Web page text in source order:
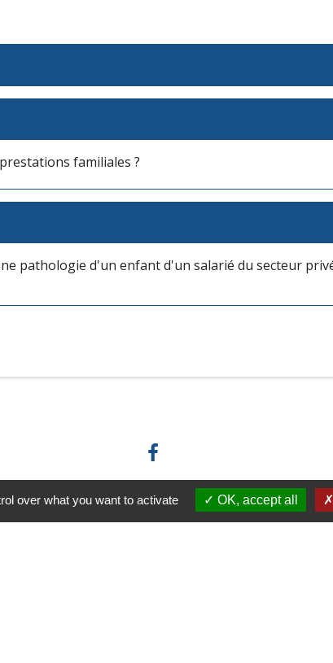
familiales ?
pathologie d'un enfant d'un salarié du secteur
over what you want to activate OK, accept all